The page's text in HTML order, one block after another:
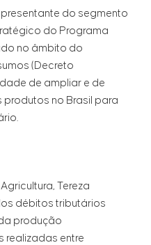
do segmento
do Programa
no âmbito do
(Decreto
de ampliar e de
no Brasil para
Tereza
débitos tributários
produção
realizadas entre